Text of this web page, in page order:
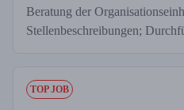
Beratung der
Stellenbeschreibungen;
TOP JOB